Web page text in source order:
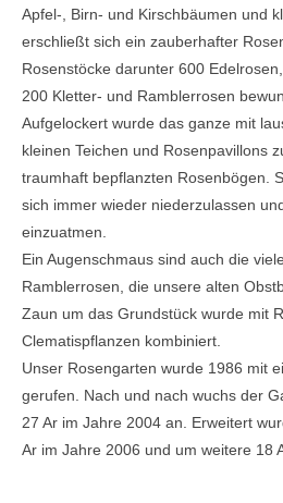
Apfel-, Birn- und Kirschbäumen und
erschließt sich ein zauberhafter
Rosenstöcke darunter 600
200 Kletter- und Ramblerrosen
Aufgelockert wurde das ganze mit
kleinen Teichen und Rosenpavillons
traumhaft bepflanzten Rosenbögen.
sich immer wieder niederzulassen
einzuatmen.
Ein Augenschmaus sind auch die
Ramblerrosen, die unsere alten
Zaun um das Grundstück wurde mit
Clematispflanzen kombiniert.
Unser Rosengarten wurde 1986 mit
gerufen. Nach und nach wuchs der
27 Ar im Jahre 2004 an. Erweitert
Ar im Jahre 2006 und um weitere 18